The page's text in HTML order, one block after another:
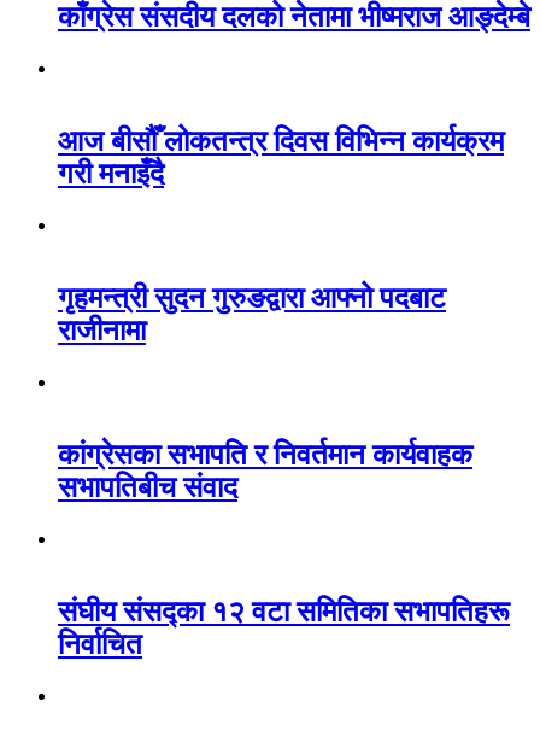
काँग्रेस संसदीय दलको नेतामा भीष्मराज आङ्देम्बे
आज बीसौँ लोकतन्त्र दिवस विभिन्न कार्यक्रम
गरी मनाइँदै
गृहमन्त्री सुदन गुरुङद्वारा आफ्नो पदबाट
राजीनामा
कांग्रेसका सभापति र निवर्तमान कार्यवाहक
सभापतिबीच संवाद
संघीय संसद्का १२ वटा समितिका सभापतिहरू
निर्वाचित